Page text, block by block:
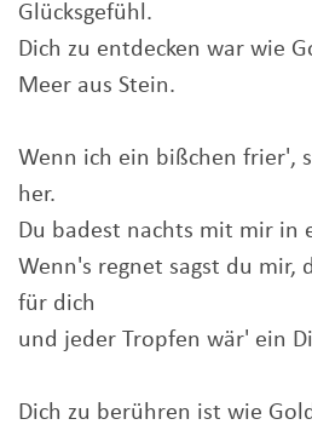
Glücksgefühl.
Dich zu entdecken war wie
Meer aus Stein.
Wenn ich ein bißchen frier',
her.
Du badest nachts mit mir in
Wenn's regnet sagst du mir,
für dich
und jeder Tropfen wär' ein
Dich zu berühren ist wie